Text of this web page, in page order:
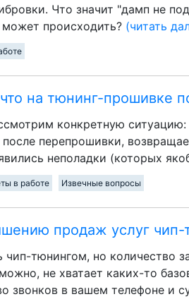
Что значит "дамп не
может происходить? (читать
на тюнинг-прошивке
конкретную
перепрошивки,
неполадки (которых
в работе Извечные вопросы
продаж услуг чип-
чип-тюнингом, но количество
не хватает каких-то
звонков в вашем телефоне и